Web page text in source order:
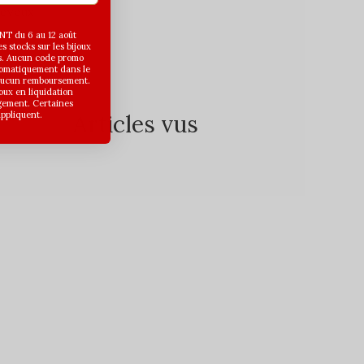
Articles vus
du 6 au 12 août
stocks sur les bijoux
Aucun code promo
dans le
remboursement.
en liquidation
Certaines